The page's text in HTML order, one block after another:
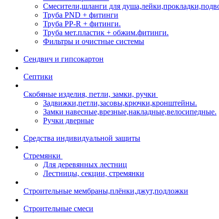
Смесители,шланги для
Труба PND + фитинги
Труба PP-R + фитинги.
Труба мет.пластик + обжим.фитинги.
Фильтры и очистные системы
Сендвич и гипсокартон
Септики
Скобяные изделия, петли, замки, ручки
Задвижки,петли,засовы,крючки,кронштейны.
Замки навесные,врезные,накладные,велосипедные.
Ручки дверные
Средства индивидуальной защиты
Стремянки
Для деревянных лестниц
Лестницы, секции, стремянки
Строительные мембраны,плёнки,джут,подложки
Строительные смеси